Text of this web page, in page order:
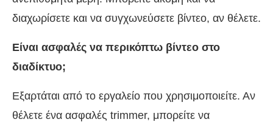
διαχωρίσετε και να συγχωνεύσετε βίντεο, αν θέλετε.
Είναι ασφαλές να περικόπτω βίντεο στο
διαδίκτυο;
Εξαρτάται από το εργαλείο που χρησιμοποιείτε. Αν
θέλετε ένα ασφαλές trimmer, μπορείτε να